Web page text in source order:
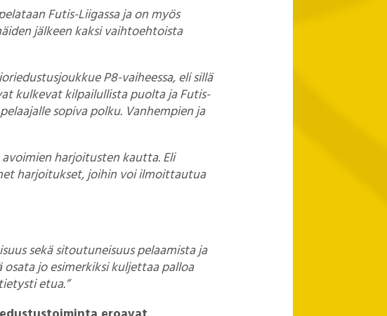
Futis-Liigassa ja on myös
jälkeen kaksi vaihtoehtoista
P8-vaiheessa, eli sillä
kulkevat kilpailullista puolta ja Futis-
sopiva polku. Vanhempien ja
harjoitusten kautta. Eli
harjoitukset, joihin voi ilmoittautua
sekä sitoutuneisuus pelaamista ja
jo esimerkiksi kuljettaa palloa
etua.”